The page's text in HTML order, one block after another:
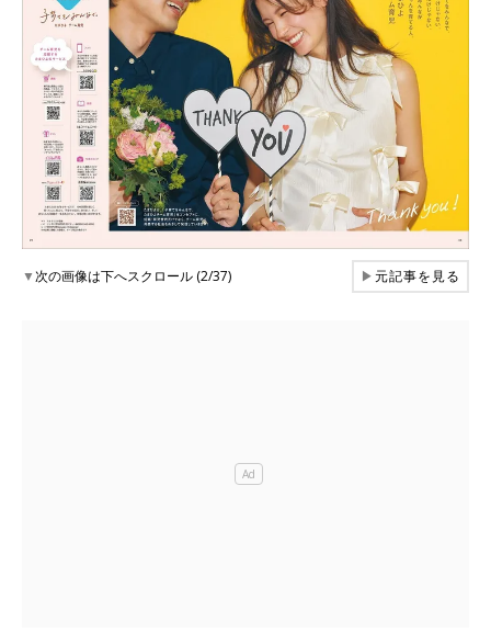
▼次の画像は下へスクロール (2/37) ▶元記事を見る